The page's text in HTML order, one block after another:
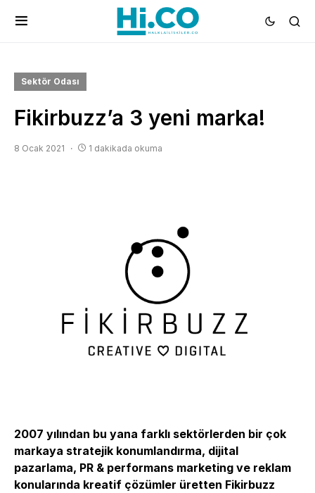
Sektör Odası
Fikirbuzz’a 3 yeni marka!
8 Ocak 2021 1 dakikada okuma
2007 yılından bu yana farklı sektörlerden bir çok
markaya stratejik konumlandırma, dijital
pazarlama, PR & performans marketing ve reklam
konularında kreatif çözümler üretten Fikirbuzz